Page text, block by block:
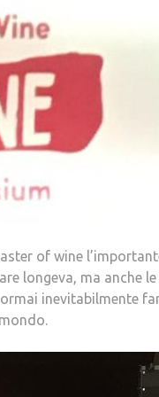
of wine
longeva, ma anche le
inevitabilmente